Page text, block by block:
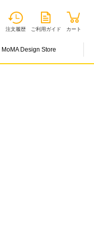
注文履歴 ご利用ガイド カート
MoMA Design Store